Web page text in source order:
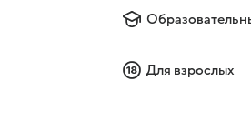
Для взрослых